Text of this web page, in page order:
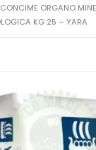
ORGANO
KG 25 – YARA